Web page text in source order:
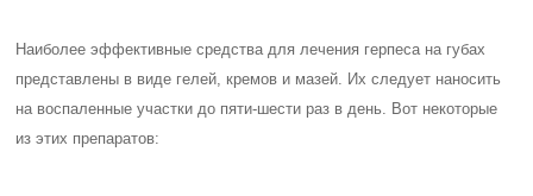
Наиболее эффективные средства для лечения герпеса на губах
представлены в виде гелей, кремов и мазей. Их следует наносить
на воспаленные участки до пяти-шести раз в день. Вот некоторые
из этих препаратов: